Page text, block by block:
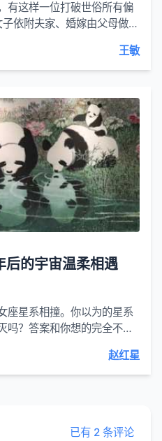
有这样一位打破世俗所有偏
依附夫家、婚嫁由父母做主
王敏
的宇宙温柔相遇
座星系相撞。你以为的星系
吗？答案和你想的完全不一
赵红星
已有 2 条评论